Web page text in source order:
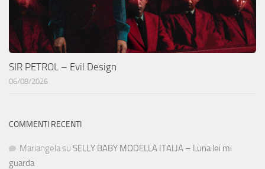
SIR PETROL – Evil Design
06/08/2026
COMMENTI RECENTI
Mariangela su SELLY BABY MODELLA ITALIA – Luna lei mi
guarda